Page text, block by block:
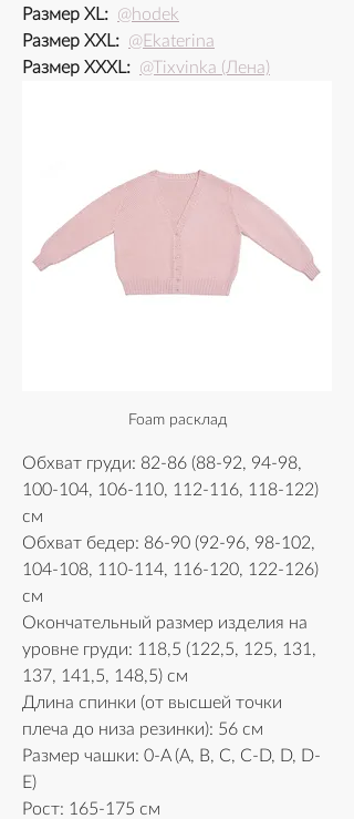
Размер XL: @hodek
Размер XXL: @Ekaterina
Размер XXXL: @Tixvinka (Лена)
Foam расклад
Обхват груди: 82-86 (88-92, 94-98,
100-104, 106-110, 112-116, 118-122)
см
Обхват бедер: 86-90 (92-96, 98-102,
104-108, 110-114, 116-120, 122-126)
см
Окончательный размер изделия на
уровне груди: 118,5 (122,5, 125, 131,
137, 141,5, 148,5) см
Длина спинки (от высшей точки
плеча до низа резинки): 56 см
Размер чашки: 0-A (A, B, C, C-D, D, D-
E)
Рост: 165-175 см